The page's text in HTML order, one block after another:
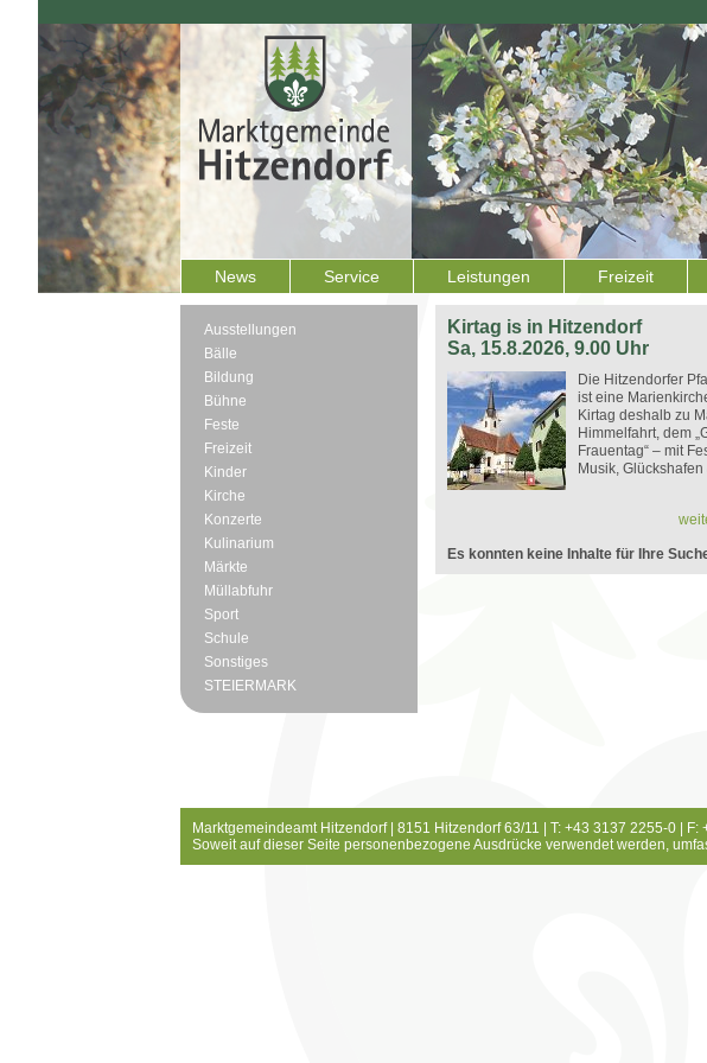
News Service Leistungen Freizeit
Ausstellungen
Bälle
Bildung
Bühne
Feste
Freizeit
Kinder
Kirche
Konzerte
Kulinarium
Märkte
Müllabfuhr
Sport
Schule
Sonstiges
STEIERMARK
Kirtag is in Hitzendorf
Sa, 15.8.2026, 9.00 Uhr
Die Hitzendorfer
ist eine
Kirtag deshalb zu
Himmelfahrt, dem
Frauentag“ – mit
Musik, Glückshafen
Es konnten keine Inhalte für Ihre
Marktgemeindeamt Hitzendorf | 8151 Hitzendorf 63/11 | T: +43 3137 2255-0 | F:
Soweit auf dieser Seite personenbezogene Ausdrücke verwendet werden,